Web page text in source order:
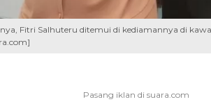
Fitri Salhuteru ditemui di kediamannya di